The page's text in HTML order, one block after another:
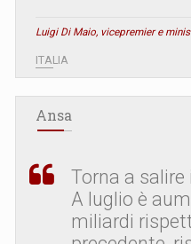
Luigi Di Maio, vicepremier e
ITALIA
Ansa
Torna a
A luglio è
miliardi